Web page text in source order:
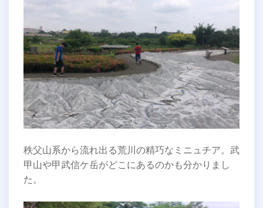
秩父山系から流れ出る荒川の精巧なミニュチア。武
甲山や甲武信ケ岳がどこにあるのかも分かりまし
た。